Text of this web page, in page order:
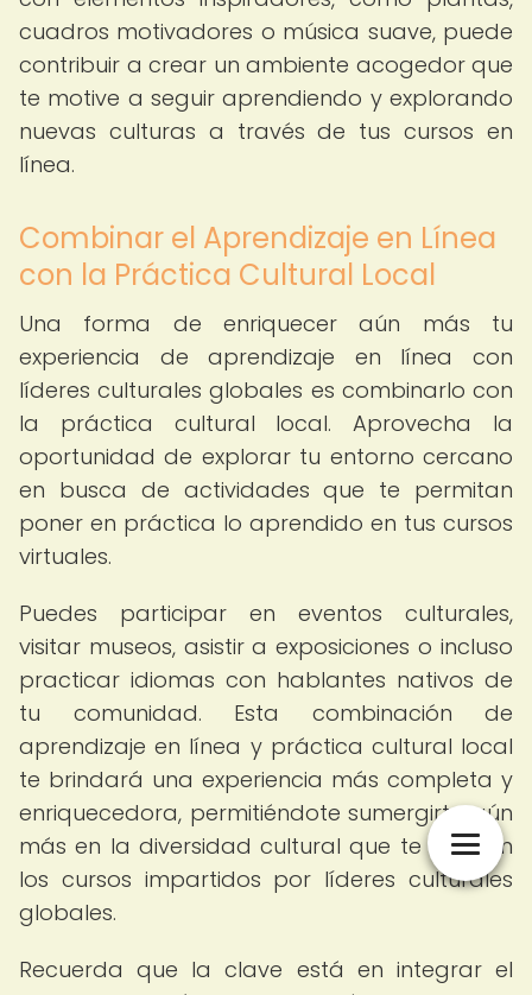
cuadros motivadores o música suave, puede
contribuir a crear un ambiente acogedor que
te motive a seguir aprendiendo y explorando
nuevas culturas a través de tus cursos en
línea.
Combinar el Aprendizaje en Línea
con la Práctica Cultural Local
Una forma de enriquecer aún más tu
experiencia de aprendizaje en línea con
líderes culturales globales es combinarlo con
la práctica cultural local. Aprovecha la
oportunidad de explorar tu entorno cercano
en busca de actividades que te permitan
poner en práctica lo aprendido en tus cursos
virtuales.
Puedes participar en eventos culturales,
visitar museos, asistir a exposiciones o incluso
practicar idiomas con hablantes nativos de
tu comunidad. Esta combinación de
aprendizaje en línea y práctica cultural local
te brindará una experiencia más completa y
enriquecedora, permitiéndote sumergirte aún
más en la diversidad cultural que te ofrecen
los cursos impartidos por líderes culturales
globales.
Recuerda que la clave está en integrar el